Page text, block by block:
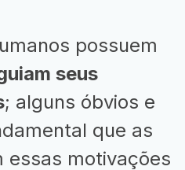
possuem
seus
; alguns óbvios e
que as
essas motivações